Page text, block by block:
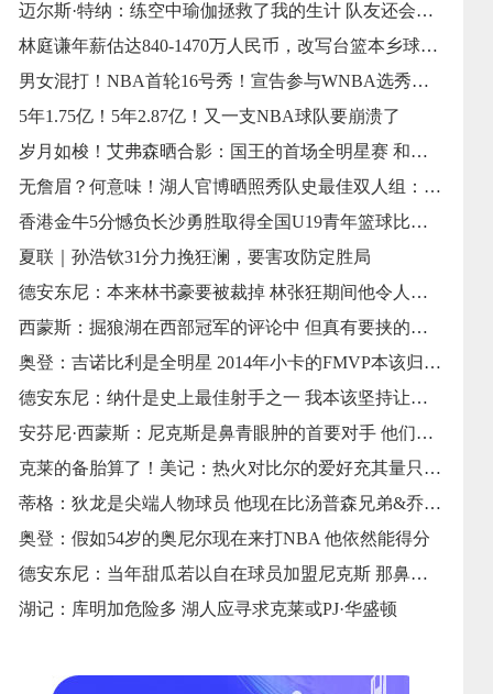
迈尔斯·特纳：练空中瑜伽拯救了我的生计 队友还会戏弄我练这个
林庭谦年薪估达840-1470万人民币，改写台篮本乡球员薪资纪录
男女混打！NBA首轮16号秀！宣告参与WNBA选秀大会
5年1.75亿！5年2.87亿！又一支NBA球队要崩溃了
岁月如梭！艾弗森晒合影：国王的首场全明星赛 和他的老大哥同框
无詹眉？何意味！湖人官博晒照秀队史最佳双人组：OK、东里等当选
香港金牛5分憾负长沙勇胜取得全国U19青年篮球比赛第六名
夏联｜孙浩钦31分力挽狂澜，要害攻防定胜局
德安东尼：本来林书豪要被裁掉 林张狂期间他令人难以置信
西蒙斯：掘狼湖在西部冠军的评论中 但真有要挟的只要雷刺
奥登：吉诺比利是全明星 2014年小卡的FMVP本该归于他
德安东尼：纳什是史上最佳射手之一 我本该坚持让他多出手
安芬尼·西蒙斯：尼克斯是鼻青眼肿的首要对手 他们是卫冕冠军
克莱的备胎算了！美记：热火对比尔的爱好充其量只能算一般
蒂格：狄龙是尖端人物球员 他现在比汤普森兄弟&乔治更好
奥登：假如54岁的奥尼尔现在来打NBA 他依然能得分
德安东尼：当年甜瓜若以自在球员加盟尼克斯 那鼻青眼肿能争冠
湖记：库明加危险多 湖人应寻求克莱或PJ·华盛顿